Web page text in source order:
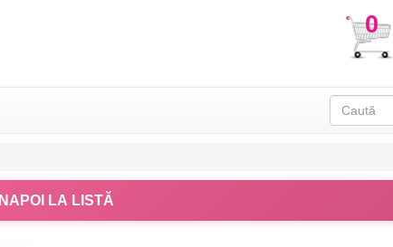
0
ÎNAPOI LA LISTĂ